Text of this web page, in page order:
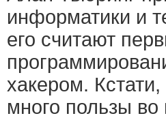
информатики и
его считают
хакером.
много пользы